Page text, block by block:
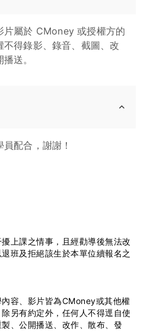
片屬於 CMoney 或授權方的
得錄影、錄音、截圖、改
送。
配合，謝謝！
上課之情事，且經勸導後無法改
班及拒絕該生於本單位續報名之
容、影片皆為CMoney或其他權
另有約定外，任何人不得逕自使
、公開播送、改作、散布、發